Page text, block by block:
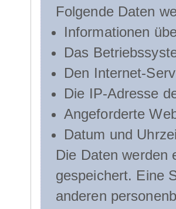
Folgende Daten
Informationen
Das
Den Internet-
Die IP-Adresse
Angeforderte
Datum und
Die Daten werden
gespeichert. Eine
anderen